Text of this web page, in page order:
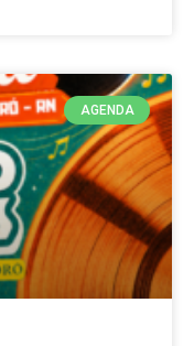
AGENDA